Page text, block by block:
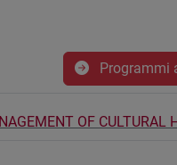
Programmi
OF CULTURAL